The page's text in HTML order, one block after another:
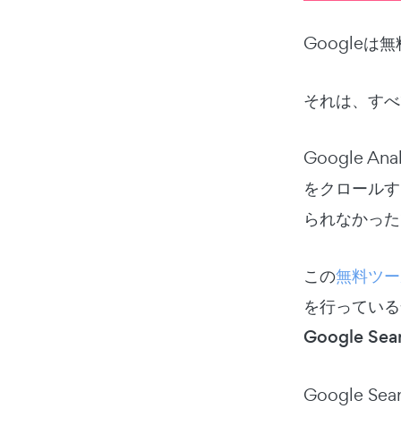
Googleは無
それは、す
Google
をクロール
られなかっ
この無料ツ
を行ってい
Google
Google